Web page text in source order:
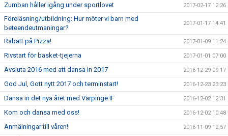
Zumban håller igång under sportlovet 2017-02-17 12:26
Föreläsning/utbildning: Hur möter vi barn med
beteendeutmaningar?
2017-01-17 14:41
Rabatt på Pizza! 2017-01-09 11:24
Rivstart för basket-tjejerna 2017-01-01 07:00
Avsluta 2016 med att dansa in 2017 2016-12-29 09:17
God Jul, Gott nytt 2017 och terminstart! 2016-12-23 23:23
Dansa in det nya året med Värpinge IF 2016-12-02 12:31
Kom och dansa med oss! 2016-12-02 10:48
Anmälningar till våren! 2016-11-09 12:57